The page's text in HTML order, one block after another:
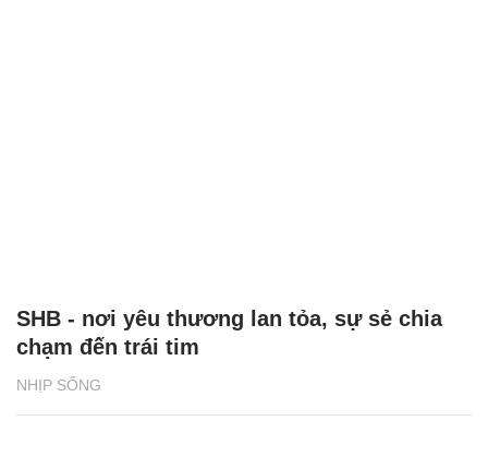
NHỊP SỐNG
SHB - nơi yêu thương lan tỏa, sự sẻ chia
chạm đến trái tim